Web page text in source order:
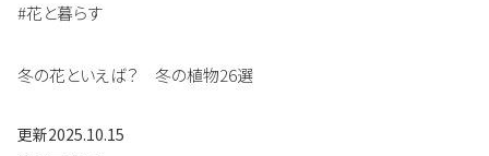
#花と暮らす
冬の花といえば？ 冬の植物26選
更新2025.10.15